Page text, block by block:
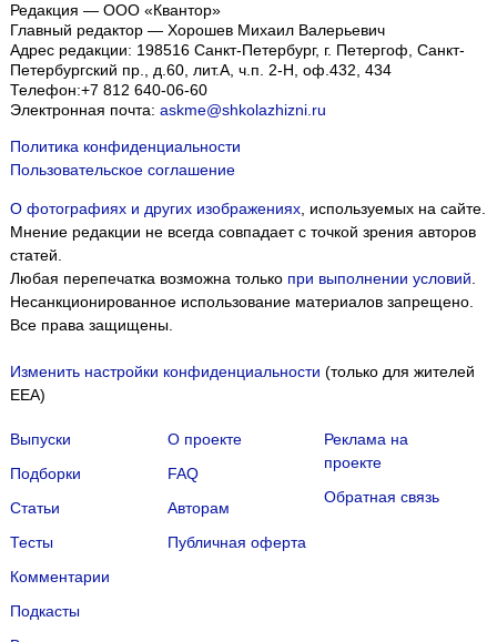
Редакция — ООО «Квантор»
Главный редактор — Хорошев Михаил Валерьевич
Адрес редакции: 198516 Санкт-Петербург, г. Петергоф Санкт-
Петербургский пр., д.60, лит.А, ч.п. 2-Н, оф.432, 434
Телефон:+7 812 640-06-60
Электронная почта: askme@shkolazhizni.ru
Политика конфиденциальности
Пользовательское соглашение
О фотографиях и других изображениях, используемых на сайте.
Мнение редакции не всегда совпадает с точкой зрения авторов
статей.
Любая перепечатка возможна только при выполнении условий
Несанкционированное использование материалов запрещено.
Все права защищены.
Изменить настройки конфиденциальности (только для жителей
EEA)
Выпуски
Подборки
Статьи
Тесты
Комментарии
Подкасты
О проекте
FAQ
Авторам
Публичная оферта
Реклама на
проекте
Обратная связь